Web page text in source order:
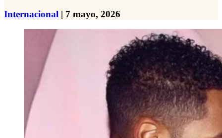
Internacional | 7 mayo, 2026